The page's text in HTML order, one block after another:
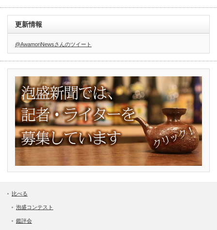
更新情報
@AwamoriNewsさんのツイート
比べる
泡盛コンテスト
鑑評会